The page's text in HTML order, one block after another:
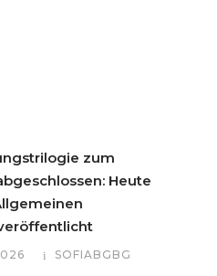
zum
Heute
SOFIABGBG